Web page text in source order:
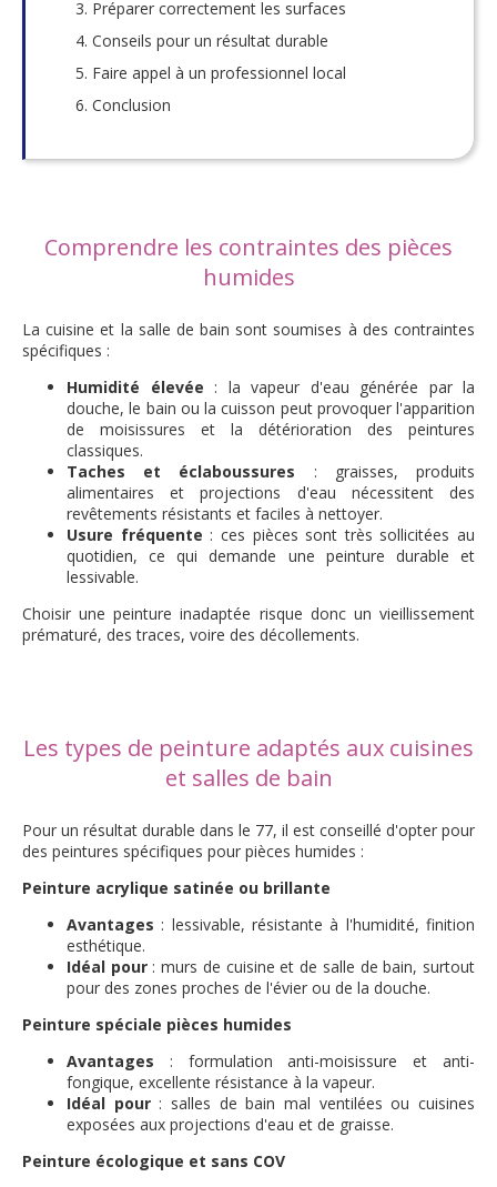
Préparer correctement les surfaces
Conseils pour un résultat durable
Faire appel à un professionnel local
Conclusion
Comprendre les contraintes des pièces
humides
La cuisine et la salle de bain sont soumises à des contraintes
spécifiques :
Humidité élevée : la vapeur d'eau générée par la
douche, le bain ou la cuisson peut provoquer l'apparition
de moisissures et la détérioration des peintures
classiques.
Taches et éclaboussures : graisses, produits
alimentaires et projections d'eau nécessitent des
revêtements résistants et faciles à nettoyer.
Usure fréquente : ces pièces sont très sollicitées au
quotidien, ce qui demande une peinture durable et
lessivable.
Choisir une peinture inadaptée risque donc un vieillissement
prématuré, des traces, voire des décollements.
Les types de peinture adaptés aux cuisines
et salles de bain
Pour un résultat durable dans le 77, il est conseillé d'opter pour
des peintures spécifiques pour pièces humides :
Peinture acrylique satinée ou brillante
Avantages : lessivable, résistante à l'humidité, finition
esthétique.
Idéal pour: murs de cuisine et de salle de bain, surtout
pour des zones proches de l'évier ou de la douche.
Peinture spéciale pièces humides
Avantages : formulation anti-moisissure et anti-
fongique, excellente résistance à la vapeur.
Idéal pour: salles de bain mal ventilées ou cuisines
exposées aux projections d'eau et de graisse.
Peinture écologique et sans COV